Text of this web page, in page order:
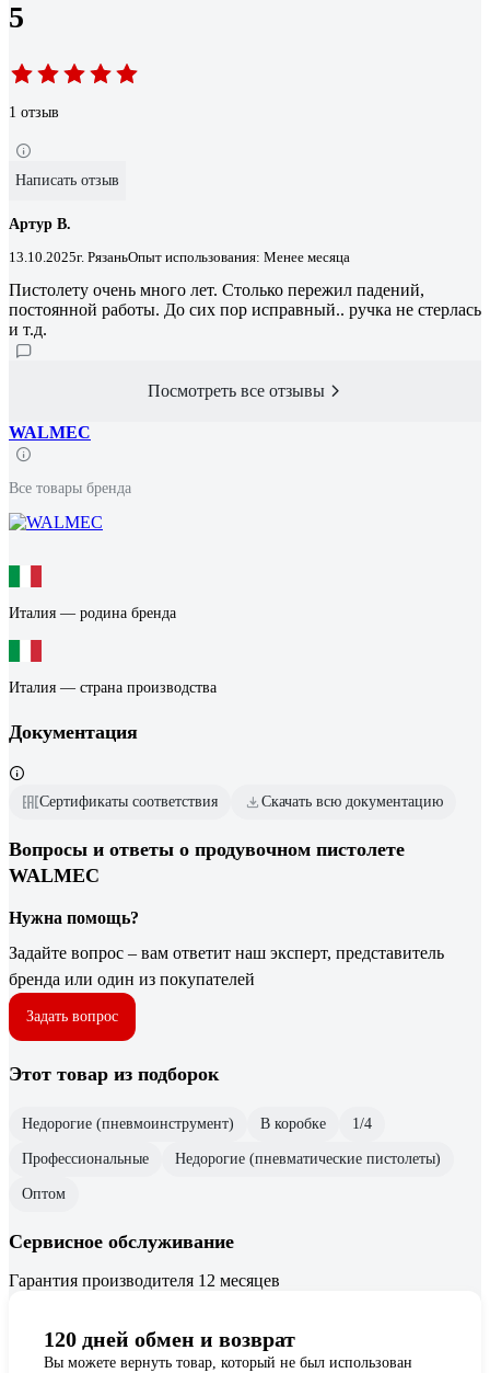
5
1 отзыв
Написать отзыв
Артур В.
13.10.2025г. РязаньОпыт использования: Менее месяца
Пистолету очень много лет. Столько пережил падений,
постоянной работы. До сих пор исправный.. ручка не стерлась
и т.д.
Посмотреть все отзывы
WALMEC
Все товары бренда
Италия — родина бренда
Италия — страна производства
Документация
Сертификаты соответствия Скачать всю документацию
Вопросы и ответы о продувочном пистолете
WALMEC
Нужна помощь?
Задайте вопрос – вам ответит наш эксперт, представитель
бренда или один из покупателей
Задать вопрос
Этот товар из подборок
Недорогие (пневмоинструмент) В коробке 1/4
Профессиональные Недорогие (пневматические пистолеты)
Оптом
Сервисное обслуживание
Гарантия производителя 12 месяцев
120 дней обмен и возврат
Вы можете вернуть товар, который не был использован